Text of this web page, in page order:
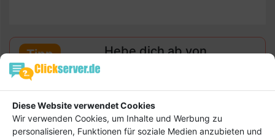
Tipp
Hebe dich ab von
ganz nach vorn! Dein
Premium-Eintrag schon
ab4,99 €
Diese Website verwendet Cookies
Wir verwenden Cookies, um Inhalte und Werbung zu
personalisieren, Funktionen für soziale Medien anzubieten und